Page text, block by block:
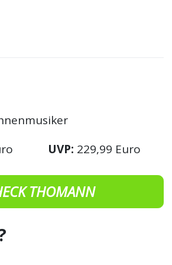
UVP: 229,99 Euro
THOMANN